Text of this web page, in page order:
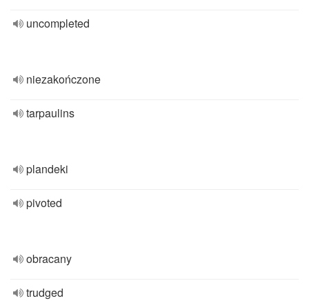
uncompleted
niezakończone
tarpaulins
plandeki
pivoted
obracany
trudged